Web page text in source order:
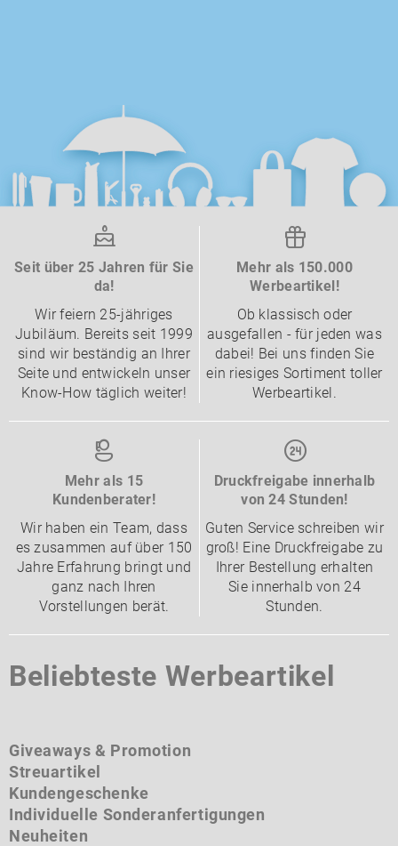
Seit über 25 Jahren für Sie
da!
Wir feiern 25-jähriges
Jubiläum. Bereits seit 1999
sind wir beständig an Ihrer
Seite und entwickeln unser
Know-How täglich weiter!
Mehr als 150.000
Werbeartikel!
Ob klassisch oder
ausgefallen - für jeden was
dabei! Bei uns finden Sie
ein riesiges Sortiment toller
Werbeartikel.
Mehr als 15
Kundenberater!
Wir haben ein Team, dass
es zusammen auf über 150
Jahre Erfahrung bringt und
ganz nach Ihren
Vorstellungen berät.
Druckfreigabe innerhalb
von 24 Stunden!
Guten Service schreiben wir
groß! Eine Druckfreigabe zu
Ihrer Bestellung erhalten
Sie innerhalb von 24
Stunden.
Beliebteste Werbeartikel
Giveaways & Promotion
Streuartikel
Kundengeschenke
Individuelle Sonderanfertigungen
Neuheiten